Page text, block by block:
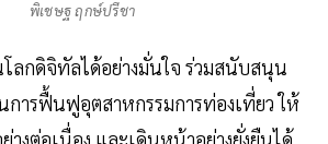
พิเชษฐ ฤกษ์ปรีชา
โลกดิจิทัลได้อย่างมั่นใจ ร่วมสนับสนุน
การฟื้นฟูอุตสาหกรรมการท่องเที่ยว ให้